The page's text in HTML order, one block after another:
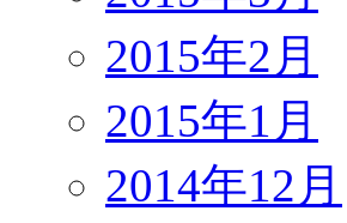
2015年2月
2015年1月
2014年12月